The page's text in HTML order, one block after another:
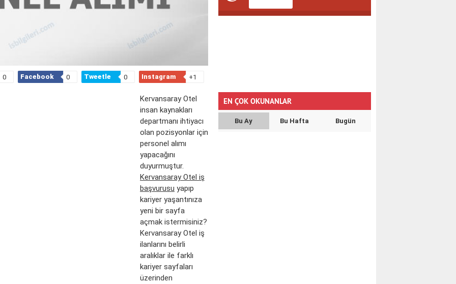
0 Facebook 0 Tweetle 0 Instagram +1
Kervansaray Otel
insan kaynakları
departmanı ihtiyacı
olan pozisyonlar için
personel alımı
yapacağını
duyurmuştur.
Kervansaray Otel iş
başvurusu yapıp
kariyer yaşantınıza
yeni bir sayfa
açmak istermisiniz?
Kervansaray Otel iş
ilanlarını belirli
aralıklar ile farklı
kariyer sayfaları
üzerinden
EN ÇOK OKUNANLAR
Bu Ay Bu Hafta Bugün